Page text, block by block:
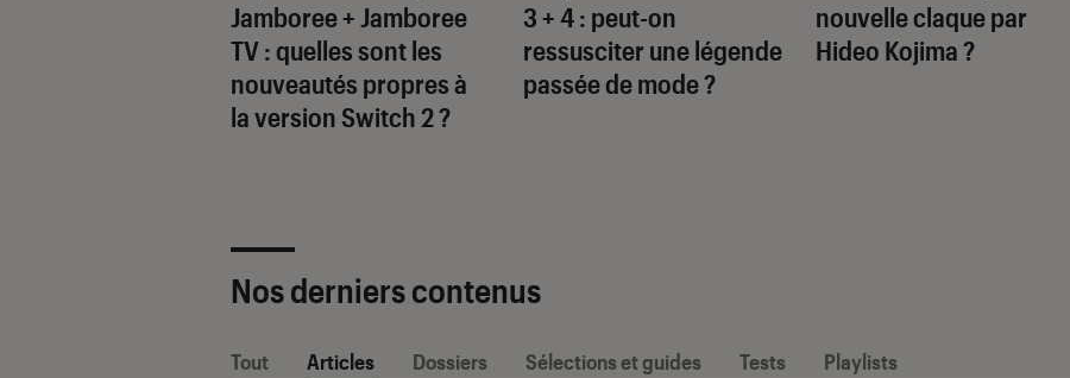
Jamboree + Jamboree
TV: quelles sont les
nouveautés propres à
la version Switch 2 ?
3 + 4: peut-on
ressusciter une légende
passée de mode ?
nouvelle claque par
Hideo Kojima ?
Nos derniers contenus
Tout Articles Dossiers Sélections et guides Tests Playlists